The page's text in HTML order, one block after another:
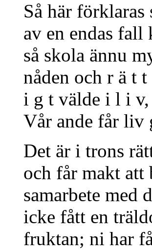
Så här
av en endas
så skola ännu
nåden och r ä t
i g t välde i l i v,
Vår ande får liv
Det är i trons
och får makt att
samarbete med
icke fått en
fruktan; ni har